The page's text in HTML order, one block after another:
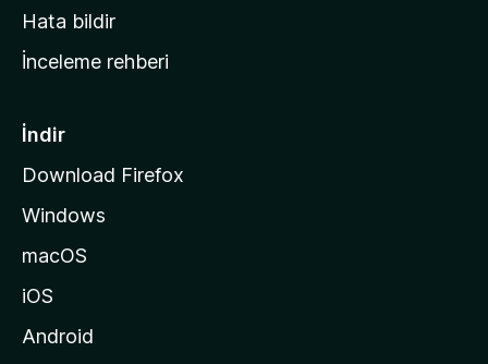
s
y
a
ı
n
i
d
Hata bildir
İnceleme rehberi
İndir
Download Firefox
Windows
macOS
iOS
Android